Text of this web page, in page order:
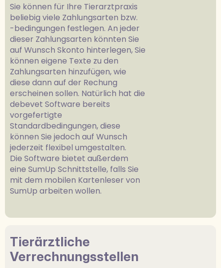
Sie können für Ihre Tierarztpraxis
beliebig viele Zahlungsarten bzw.
-bedingungen festlegen. An jeder
dieser Zahlungsarten könnten Sie
auf Wunsch Skonto hinterlegen, Sie
können eigene Texte zu den
Zahlungsarten hinzufügen, wie
diese dann auf der Rechung
erscheinen sollen. Natürlich hat die
debevet Software bereits
vorgefertigte
Standardbedingungen, diese
können Sie jedoch auf Wunsch
jederzeit flexibel umgestalten.
Die Software bietet außerdem
eine SumUp Schnittstelle, falls Sie
mit dem mobilen Kartenleser von
SumUp arbeiten wollen.
Tierärztliche
Verrechnungsstellen